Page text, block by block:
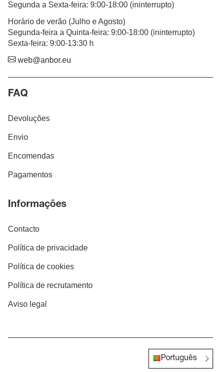
Segunda a Sexta-feira: 9:00-18:00 (ininterrupto)
Horário de verão (Julho e Agosto)
Segunda-feira a Quinta-feira: 9:00-18:00 (ininterrupto)
Sexta-feira: 9:00-13:30 h
web@anbor.eu
FAQ
Devoluções
Envio
Encomendas
Pagamentos
Informações
Contacto
Política de privacidade
Política de cookies
Política de recrutamento
Aviso legal
Português